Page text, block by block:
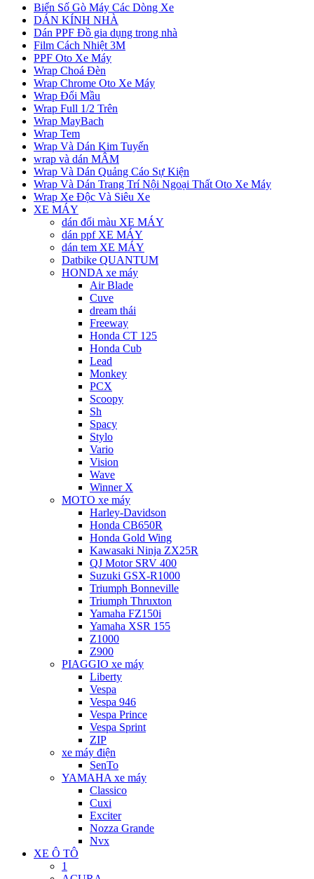
Biển Số Gò Máy Các Dòng Xe
DÁN KÍNH NHÀ
Dán PPF Đồ gia dụng trong nhà
Film Cách Nhiệt 3M
PPF Oto Xe Máy
Wrap Choá Đèn
Wrap Chrome Oto Xe Máy
Wrap Đổi Mầu
Wrap Full 1/2 Trên
Wrap MayBach
Wrap Tem
Wrap Và Dán Kim Tuyến
wrap và dán MÂM
Wrap Và Dán Quảng Cáo Sự Kiện
Wrap Và Dán Trang Trí Nội Ngoại Thất Oto Xe Máy
Wrap Xe Độc Và Siêu Xe
XE MÁY
dán đổi màu XE MÁY
dán ppf XE MÁY
dán tem XE MÁY
Datbike QUANTUM
HONDA xe máy
Air Blade
Cuve
dream thái
Freeway
Honda CT 125
Honda Cub
Lead
Monkey
PCX
Scoopy
Sh
Spacy
Stylo
Vario
Vision
Wave
Winner X
MOTO xe máy
Harley-Davidson
Honda CB650R
Honda Gold Wing
Kawasaki Ninja ZX25R
QJ Motor SRV 400
Suzuki GSX-R1000
Triumph Bonneville
Triumph Thruxton
Yamaha FZ150i
Yamaha XSR 155
Z1000
Z900
PIAGGIO xe máy
Liberty
Vespa
Vespa 946
Vespa Prince
Vespa Sprint
ZIP
xe máy điện
SenTo
YAMAHA xe máy
Classico
Cuxi
Exciter
Nozza Grande
Nvx
XE Ô TÔ
1